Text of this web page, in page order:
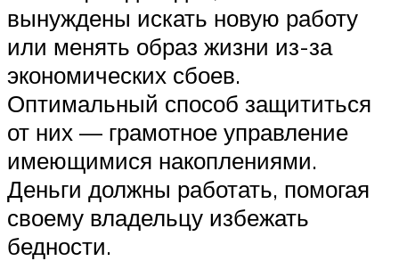
вынуждены искать новую работу
или менять образ жизни из-за
экономических сбоев.
Оптимальный способ защититься
от них — грамотное управление
имеющимися накоплениями.
Деньги должны работать, помогая
своему владельцу избежать
бедности.